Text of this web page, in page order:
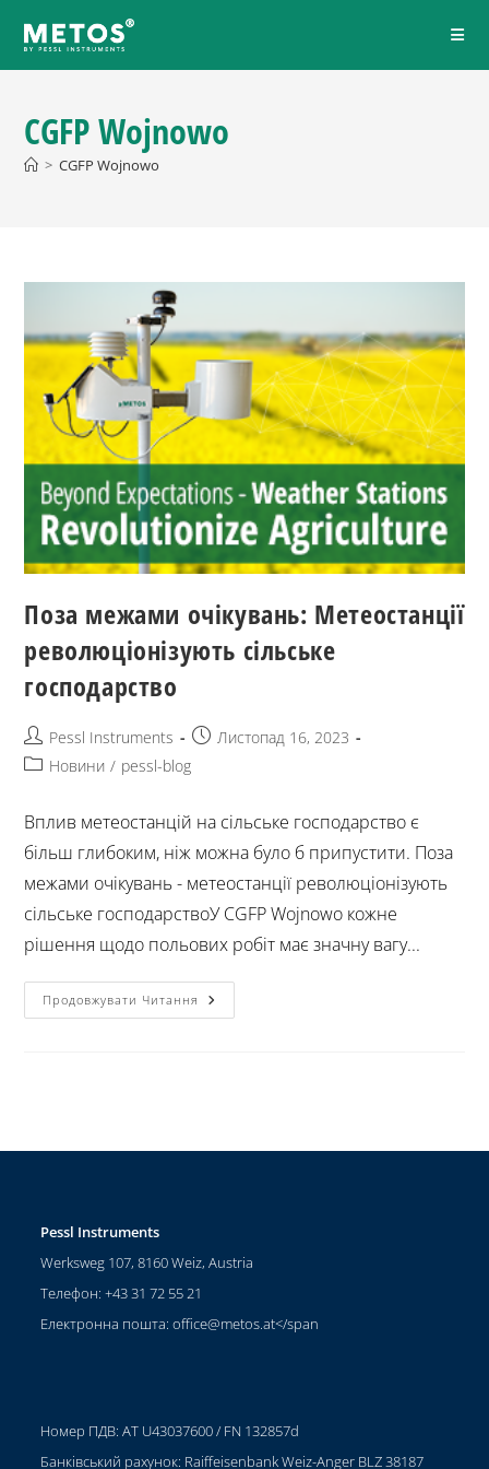
CGFP Wojnowo
> CGFP Wojnowo
Поза межами очікувань: Метеостанції
революціонізують сільське
господарство
Pessl Instruments
Листопад 16, 2023
Новини / pessl-blog
Вплив метеостанцій на сільське господарство є
більш глибоким, ніж можна було б припустити. Поза
межами очікувань - метеостанції революціонізують
сільське господарствоУ CGFP Wojnowo кожне
рішення щодо польових робіт має значну вагу...
Продовжувати Читання
Pessl Instruments
Werksweg 107, 8160 Weiz, Austria
Телефон: +43 31 72 55 21
Електронна пошта:office@metos.at</span
Номер ПДВ: AT U43037600 / FN 132857d
Банківський рахунок: Raiffeisenbank Weiz-Anger BLZ 38187